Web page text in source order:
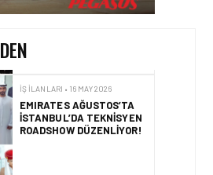
EMIRATES AĞUSTOS’TA
İSTANBUL’DA TEKNISYEN
ROADSHOW DÜZENLIYOR!